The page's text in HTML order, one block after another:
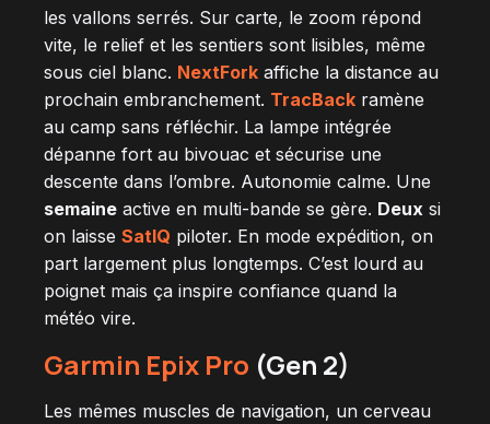
les vallons serrés. Sur carte, le zoom répond
vite, le relief et les sentiers sont lisibles, même
sous ciel blanc. NextFork affiche la distance au
prochain embranchement. TracBack ramène
au camp sans réfléchir. La lampe intégrée
dépanne fort au bivouac et sécurise une
descente dans l’ombre. Autonomie calme. Une
semaine active en multi-bande se gère. Deux si
on laisse SatIQ piloter. En mode expédition, on
part largement plus longtemps. C’est lourd au
poignet mais ça inspire confiance quand la
météo vire.
Garmin Epix Pro (Gen 2)
Les mêmes muscles de navigation, un cerveau